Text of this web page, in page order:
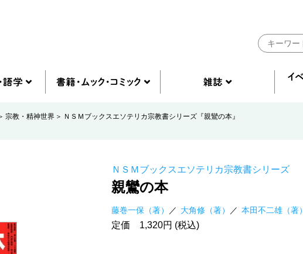
宗教・精神世界 ＮＳＭブックスエソテリカ宗教書シリーズ『親鸞の本』
ＮＳＭブックスエソテリカ宗教書シリーズ
親鸞の本
藤巻一保（著） 大角修（著） 本田不二雄（著）
定価 1,320円 (税込)